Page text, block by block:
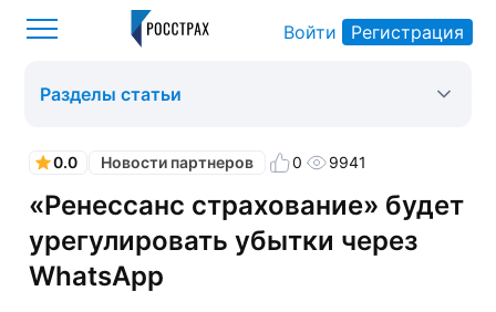
Войти Регистрация
0.0 Новости партнеров 0 9941
«Ренессанс страхование» будет
урегулировать убытки через
WhatsApp
Разделы статьи